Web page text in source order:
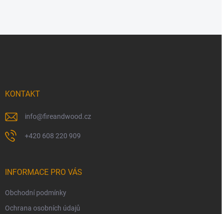
KONTAKT
info@fireandwood.cz
+420 608 220 909
INFORMACE PRO VÁS
Obchodní podmínky
Ochrana osobních údajů